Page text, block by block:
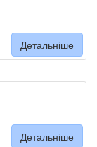
Детальніше
Детальніше